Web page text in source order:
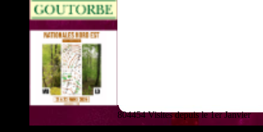
804454 Visites depuis le 1er Janvier